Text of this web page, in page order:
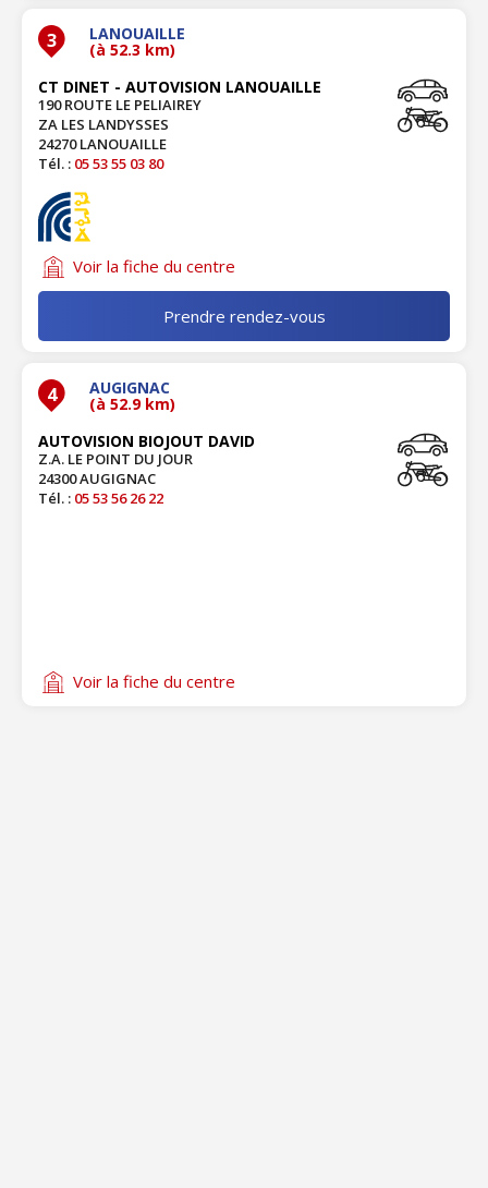
3 LANOUAILLE
(à 52.3 km)
CT DINET - AUTOVISION LANOUAILLE
190 ROUTE LE PELIAIREY
ZA LES LANDYSSES
24270 LANOUAILLE
Tél. : 05 53 55 03 80
Voir la fiche du centre
Prendre rendez-vous
4 AUGIGNAC
(à 52.9 km)
AUTOVISION BIOJOUT DAVID
Z.A. LE POINT DU JOUR
24300 AUGIGNAC
Tél. : 05 53 56 26 22
Voir la fiche du centre